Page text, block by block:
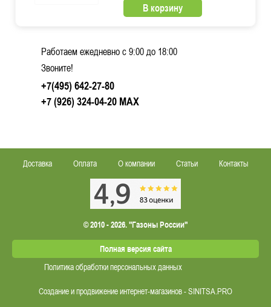
В корзину
Работаем ежедневно c 9:00 до 18:00
Звоните!
+7(495) 642-27-80
+7 (926) 324-04-20MAX
Доставка Оплата О компании Статьи Контакты
© 2010 - 2026. "Газоны России"
Полная версия сайта
Политика обработки персональных данных
Создание и продвижение интернет-магазинов - SINITSA.PRO